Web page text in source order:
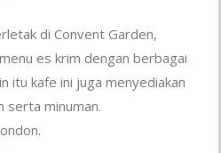
di Convent Garden,
es krim dengan berbagai
itu kafe ini juga menyediakan
serta minuman.